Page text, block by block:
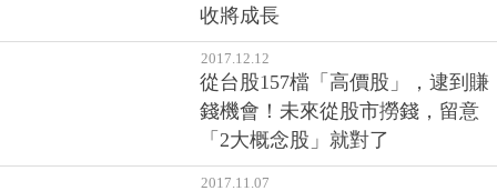
收將成長
2017.12.12
從台股157檔「高價股」，逮到賺
錢機會！未來從股市撈錢，留意
「2大概念股」就對了
2017.11.07